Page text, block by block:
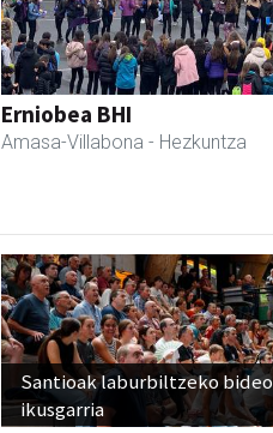
Erniobea BHI
Amasa-Villabona - Hezkuntza
Santioak laburbiltzeko bideo
ikusgarria